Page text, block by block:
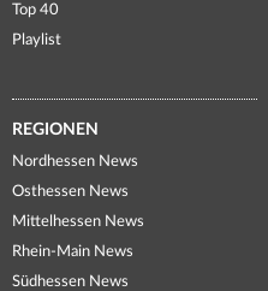
Top 40
Playlist
REGIONEN
Nordhessen News
Osthessen News
Mittelhessen News
Rhein-Main News
Südhessen News